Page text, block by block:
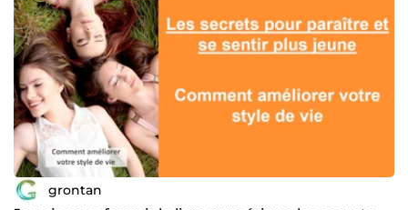
grontan